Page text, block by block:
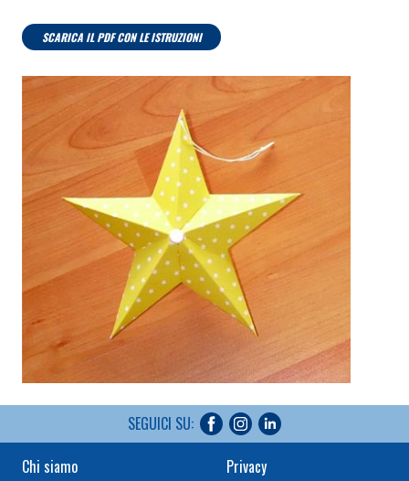
SCARICA IL PDF CON LE ISTRUZIONI
SEGUICI SU:
Chi siamo
Privacy